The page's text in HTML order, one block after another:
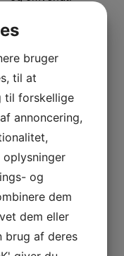
Kristensen altid
så vi kan finde den
det er
v/ Katherine
bruger
til at
til forskellige
annoncering,
og
dem
dem eller
brug af deres